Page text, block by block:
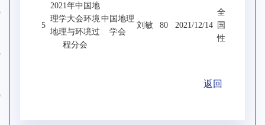
5
2021年中国地
理学大会环境
地理与环境过
程分会
中国地理
学会
刘敏 80 2021/12/14
全
国
性
返回